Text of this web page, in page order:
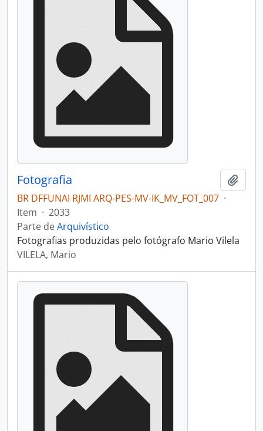
Fotografia
BR DFFUNAI RJMI ARQ-PES-MV-IK_MV_FOT_007 ·
Item · 2033
Parte deArquivístico
Fotografias produzidas pelo fotógrafo Mario Vilela
VILELA, Mario